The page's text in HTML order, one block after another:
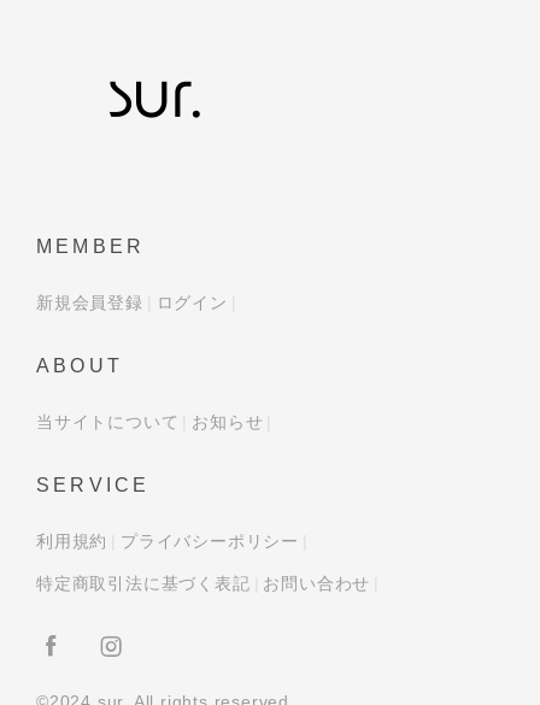
MEMBER
新規会員登録 ログイン
ABOUT
当サイトについて お知らせ
SERVICE
利用規約 プライバシーポリシー
特定商取引法に基づく表記 お問い合わせ
©2024 sur. All rights reserved.